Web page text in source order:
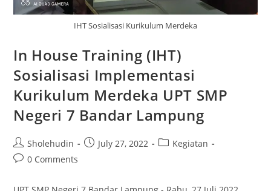
IHT Sosialisasi Kurikulum Merdeka
In House Training (IHT)
Sosialisasi Implementasi
Kurikulum Merdeka UPT SMP
Negeri 7 Bandar Lampung
Sholehudin July 27, 2022
Kegiatan
0 Comments